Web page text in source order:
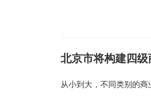
北京市将构建四
从小到大，不同类别的